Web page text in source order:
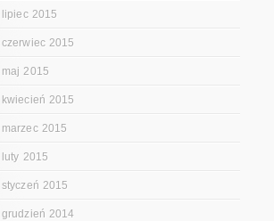
lipiec 2015
czerwiec 2015
maj 2015
kwiecień 2015
marzec 2015
luty 2015
styczeń 2015
grudzień 2014